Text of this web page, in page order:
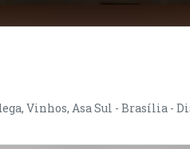
Vinhos, Asa Sul - Brasília -